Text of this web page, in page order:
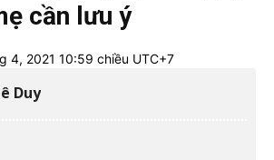
cần lưu ý
4, 2021 10:59 chiều UTC+7
Duy